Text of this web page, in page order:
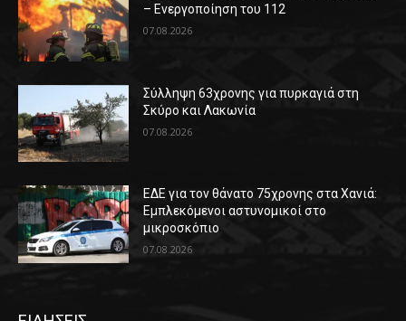
– Ενεργοποίηση του 112
07.08.2026
Σύλληψη 63χρονης για πυρκαγιά στη
Σκύρο και Λακωνία
07.08.2026
ΕΔΕ για τον θάνατο 75χρονης στα Χανιά:
Εμπλεκόμενοι αστυνομικοί στο
μικροσκόπιο
07.08.2026